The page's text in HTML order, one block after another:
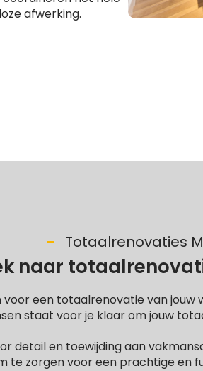
afwerking.
Totaalrenovaties
naar
voor een totaalrenovatie van jouw
staat voor je klaar om jouw
detail en toewijding aan
te zorgen voor een prachtige en